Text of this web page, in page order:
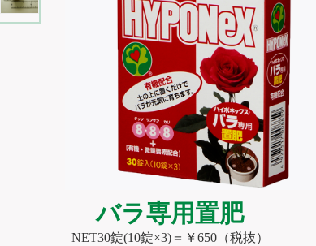
バラ専用置肥
NET30錠(10錠×3)＝￥650（税抜）